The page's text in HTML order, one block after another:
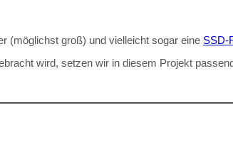
(möglichst groß) und vielleicht sogar eine SSD-
wird, setzen wir in diesem Projekt